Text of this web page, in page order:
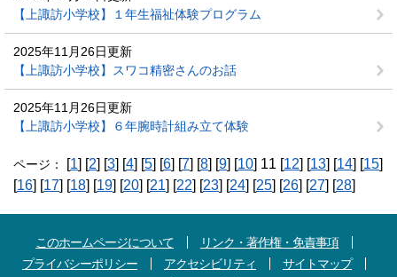
【上諏訪小学校】１年生福祉体験プログラム
2025年11月26日更新
【上諏訪小学校】スワコ精密さんのお話
2025年11月26日更新
【上諏訪小学校】６年腕時計組み立て体験
ページ： [1] [2] [3] [4] [5] [6] [7] [8] [9] [10] 11 [12] [13] [14] [15]
[16] [17] [18] [19] [20] [21] [22] [23] [24] [25] [26] [27] [28]
このホームページについて
リンク・著作権・免責事項
プライバシーポリシー
アクセシビリティ
サイトマップ